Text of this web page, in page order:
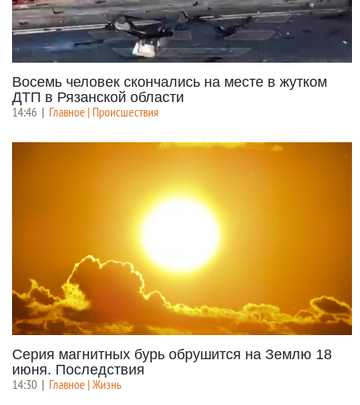
Восемь человек скончались на месте в жутком
ДТП в Рязанской области
14:46 | Главное | Происшествия
Серия магнитных бурь обрушится на Землю 18
июня. Последствия
14:30 | Главное | Жизнь